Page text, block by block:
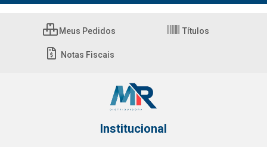
Meus Pedidos Títulos
Notas Fiscais
Institucional